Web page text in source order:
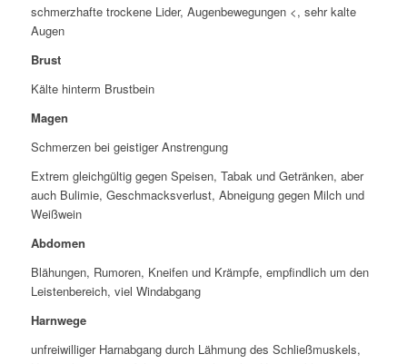
schmerzhafte trockene Lider, Augenbewegungen <, sehr kalte
Augen
Brust
Kälte hinterm Brustbein
Magen
Schmerzen bei geistiger Anstrengung
Extrem gleichgültig gegen Speisen, Tabak und Getränken, aber
auch Bulimie, Geschmacksverlust, Abneigung gegen Milch und
Weißwein
Abdomen
Blähungen, Rumoren, Kneifen und Krämpfe, empfindlich um den
Leistenbereich, viel Windabgang
Harnwege
unfreiwilliger Harnabgang durch Lähmung des Schließmuskels,